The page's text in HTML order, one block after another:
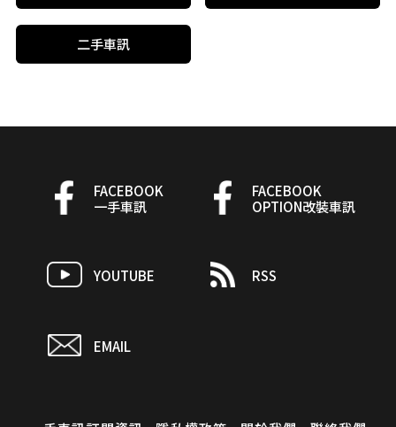
二手車訊
FACEBOOK
一手車訊
FACEBOOK
OPTION改裝車訊
YOUTUBE RSS
EMAIL